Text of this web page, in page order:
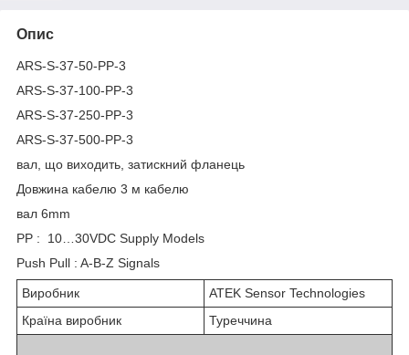
Опис
ARS-S-37-50-PP-3
ARS-S-37-100-PP-3
ARS-S-37-250-PP-3
ARS-S-37-500-PP-3
вал, що виходить, затискний фланець
Довжина кабелю 3 м кабелю
вал 6mm
PP : 10…30VDC Supply Models
Push Pull : A-B-Z Signals
Виробник
ATEK Sensor Technologies
Країна виробник
Туреччина